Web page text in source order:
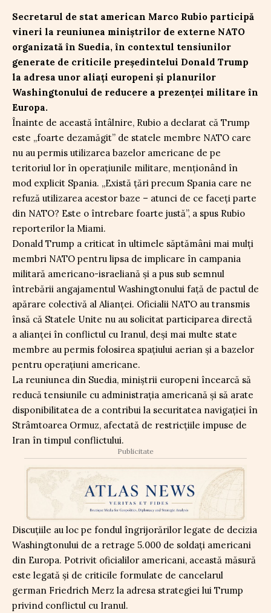
Secretarul de stat american Marco Rubio participă
vineri la reuniunea miniștrilor de externe NATO
organizată în Suedia, în contextul tensiunilor
generate de criticile președintelui Donald Trump
la adresa unor aliați europeni și planurilor
Washingtonului de reducere a prezenței militare în
Europa.
Înainte de această întâlnire, Rubio a declarat că Trump
este „foarte dezamăgit” de statele membre NATO care
nu au permis utilizarea bazelor americane de pe
teritoriul lor în operațiunile militare, menționând în
mod explicit Spania. „Există țări precum Spania care ne
refuză utilizarea acestor baze – atunci de ce faceți parte
din NATO? Este o întrebare foarte justă”, a spus Rubio
reporterilor la Miami.
Donald Trump a criticat în ultimele săptămâni mai mulți
membri NATO pentru lipsa de implicare în campania
militară americano-israeliană și a pus sub semnul
întrebării angajamentul Washingtonului față de pactul de
apărare colectivă al Alianței. Oficialii NATO au transmis
însă că Statele Unite nu au solicitat participarea directă
a alianței în conflictul cu Iranul, deși mai multe state
membre au permis folosirea spațiului aerian și a bazelor
pentru operațiuni americane.
La reuniunea din Suedia, miniștrii europeni încearcă să
reducă tensiunile cu administrația americană și să arate
disponibilitatea de a contribui la securitatea navigației în
Strâmtoarea Ormuz, afectată de restricțiile impuse de
Iran în timpul conflictului.
Publicitate
Discuțiile au loc pe fondul îngrijorărilor legate de decizia
Washingtonului de a retrage 5.000 de soldați americani
din Europa. Potrivit oficialilor americani, această măsură
este legată și de criticile formulate de cancelarul
german Friedrich Merz la adresa strategiei lui Trump
privind conflictul cu Iranul.